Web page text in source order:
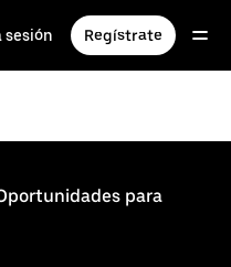
sesión Regístrate
para